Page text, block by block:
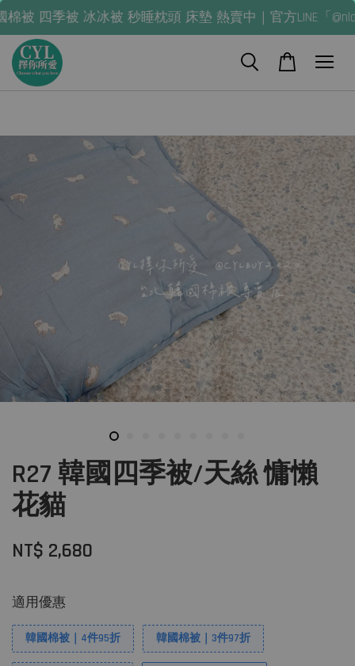
被 冰冰被 秒睡枕頭 床墊 熱賣中｜官方LINE「@nla0245q」
R27 韓國四季被/天絲 慵懶
花貓
NT$ 2,680
適用優惠
韓國棉被｜4件95折 韓國棉被｜3件97折